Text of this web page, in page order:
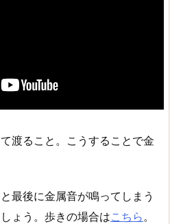
渡ること。こうすることで金
最後に金属音が鳴ってしまう
ょう。歩きの場合はこちら 。